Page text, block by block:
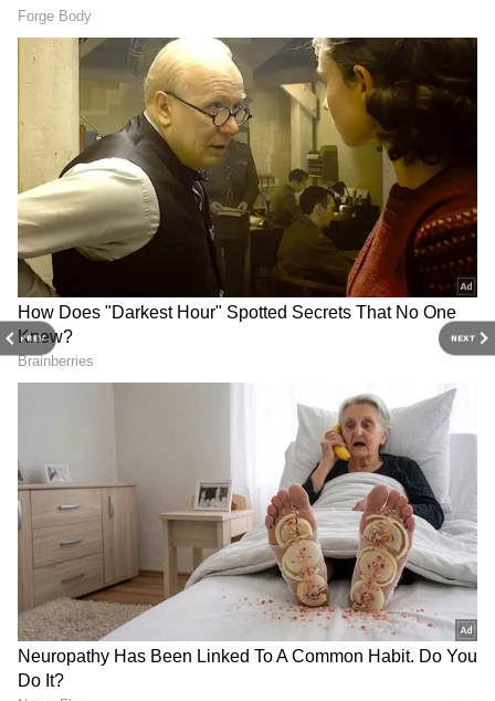
PREV NEXT
IMD Rain Alert : ఆకాశంలో